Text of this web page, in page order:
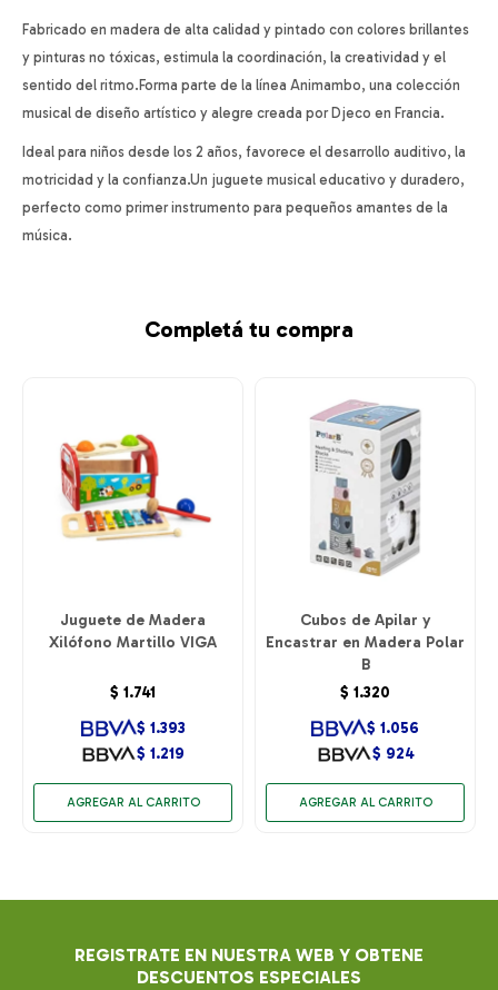
Fabricado en madera de alta calidad y pintado con colores brillantes
y pinturas no tóxicas, estimula la coordinación, la creatividad y el
sentido del ritmo.Forma parte de la línea Animambo, una colección
musical de diseño artístico y alegre creada por Djeco en Francia.
Ideal para niños desde los 2 años, favorece el desarrollo auditivo, la
motricidad y la confianza.Un juguete musical educativo y duradero,
perfecto como primer instrumento para pequeños amantes de la
música.
Completá tu compra
Juguete de Madera
Xilófono Martillo VIGA
$ 1.741
$ 1.219
$ 1.393
Cubos de Apilar y
Encastrar en Madera Polar
B
$ 1.320
$ 924
$ 1.056
REGISTRATE EN NUESTRA WEB Y OBTENE
DESCUENTOS ESPECIALES